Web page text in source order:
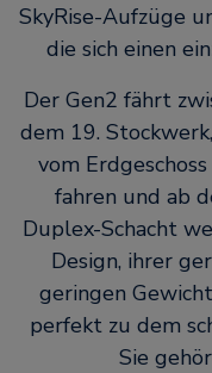
SkyRise-Aufzüge
die sich einen
Der Gen2 fährt
dem 19.
vom
fahren und ab
Duplex-Schacht
Design, ihrer
geringen
perfekt zu dem
Sie